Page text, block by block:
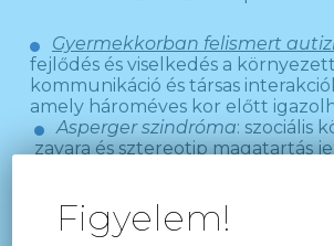
Gyermekkorban felismert
fejlődés és viselkedés a
kommunikáció és társas
amely hároméves kor előtt
Asperger szindróma: szociális
zavara és sztereotip magatartás
sem.Figyelem!